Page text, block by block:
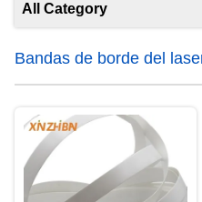
All Category
Bandas de borde del